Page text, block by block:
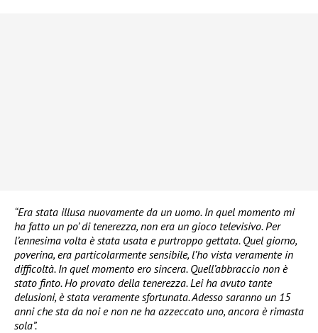
“Era stata illusa nuovamente da un uomo. In quel momento mi
ha fatto un po’ di tenerezza, non era un gioco televisivo. Per
l’ennesima volta è stata usata e purtroppo gettata. Quel giorno,
poverina, era particolarmente sensibile, l’ho vista veramente in
difficoltà. In quel momento ero sincera. Quell’abbraccio non è
stato finto. Ho provato della tenerezza. Lei ha avuto tante
delusioni, è stata veramente sfortunata. Adesso saranno un 15
anni che sta da noi e non ne ha azzeccato uno, ancora è rimasta
sola”.